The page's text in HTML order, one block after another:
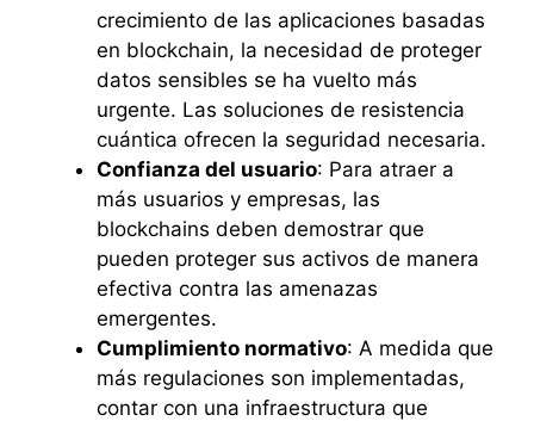
crecimiento de las aplicaciones basadas
en blockchain, la necesidad de proteger
datos sensibles se ha vuelto más
urgente. Las soluciones de resistencia
cuántica ofrecen la seguridad necesaria.
Confianza del usuario: Para atraer a
más usuarios y empresas, las
blockchains deben demostrar que
pueden proteger sus activos de manera
efectiva contra las amenazas
emergentes.
Cumplimiento normativo: A medida que
más regulaciones son implementadas,
contar con una infraestructura que